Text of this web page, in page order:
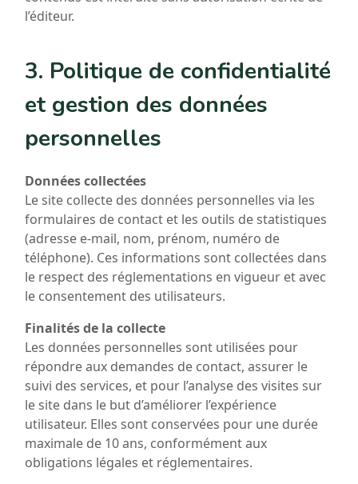
l’éditeur.
3. Politique de confidentialité
et gestion des données
personnelles
Données collectées
Le site collecte des données personnelles via les
formulaires de contact et les outils de statistiques
(adresse e-mail, nom, prénom, numéro de
téléphone). Ces informations sont collectées dans
le respect des réglementations en vigueur et avec
le consentement des utilisateurs.
Finalités de la collecte
Les données personnelles sont utilisées pour
répondre aux demandes de contact, assurer le
suivi des services, et pour l’analyse des visites sur
le site dans le but d’améliorer l’expérience
utilisateur. Elles sont conservées pour une durée
maximale de 10 ans, conformément aux
obligations légales et réglementaires.